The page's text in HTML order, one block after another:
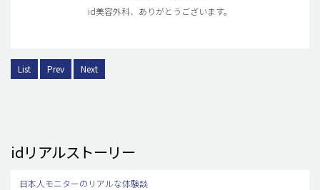
id美容外科、ありがとうございます。
List Prev Next
idリアルストーリー
日本人モニターのリアルな体験談